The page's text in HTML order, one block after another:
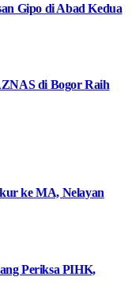
Gipo di Abad Kedua
di Bogor Raih
ke MA, Nelayan
Periksa PIHK,